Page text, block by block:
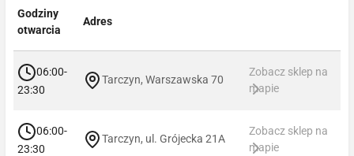
Godziny
otwarcia
Adres
06:00-
23:30
Tarczyn, Warszawska 70
Zobacz sklep na
mapie
06:00-
23:30
Tarczyn, ul. Grójecka 21A
Zobacz sklep na
mapie